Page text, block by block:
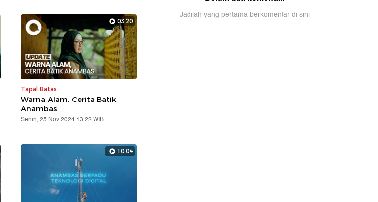
03:20
Tapal Batas
Warna Alam, Cerita Batik
Anambas
Senin, 25 Nov 2024 13:22 WIB
10:04